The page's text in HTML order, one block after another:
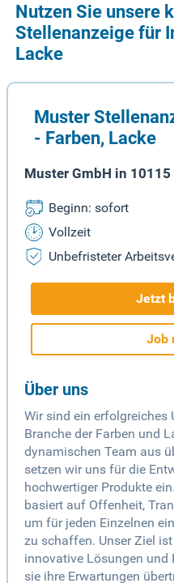
Nutzen Sie unsere
Stellenanzeige für
Lacke
Muster
- Farben, Lacke
Muster GmbH in 10115
Beginn: sofort
Vollzeit
Unbefristeter
Jetzt
Job
Über uns
Wir sind ein erfolgreiches
Branche der Farben und
dynamischen Team aus
setzen wir uns für die
hochwertiger Produkte
basiert auf Offenheit,
um für jeden Einzelnen
zu schaffen. Unser Ziel
innovative Lösungen und
sie ihre Erwartungen